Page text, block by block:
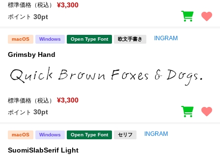
標準価格（税込） ¥3,300
ポイント 30pt
macOS Windows Open Type Font 欧文手書き INGRAM
Grimsby Hand
標準価格（税込） ¥3,300
ポイント 30pt
macOS Windows Open Type Font セリフ INGRAM
SuomiSlabSerif Light